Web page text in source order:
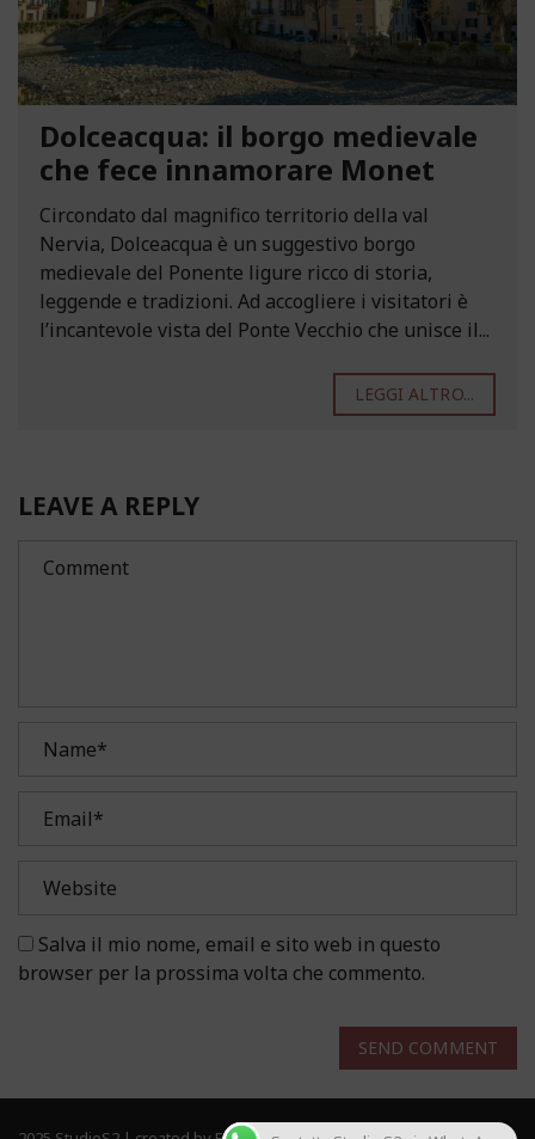
Dolceacqua: il borgo medievale
che fece innamorare Monet
Circondato dal magnifico territorio della val
Nervia, Dolceacqua è un suggestivo borgo
medievale del Ponente ligure ricco di storia,
leggende e tradizioni. Ad accogliere i visitatori è
l’incantevole vista del Ponte Vecchio che unisce il...
LEGGI ALTRO...
LEAVE A REPLY
Salva il mio nome, email e sito web in questo
browser per la prossima volta che commento.
SEND COMMENT